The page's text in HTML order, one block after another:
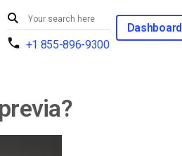
+1 855-896-9300
Dashboard